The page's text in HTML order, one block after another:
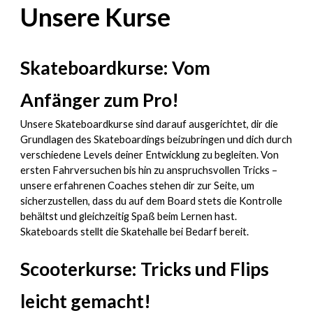
Unsere Kurse
Skateboardkurse: Vom
Anfänger zum Pro!
Unsere Skateboardkurse sind darauf ausgerichtet, dir die
Grundlagen des Skateboardings beizubringen und dich durch
verschiedene Levels deiner Entwicklung zu begleiten. Von
ersten Fahrversuchen bis hin zu anspruchsvollen Tricks –
unsere erfahrenen Coaches stehen dir zur Seite, um
sicherzustellen, dass du auf dem Board stets die Kontrolle
behältst und gleichzeitig Spaß beim Lernen hast.
Skateboards stellt die Skatehalle bei Bedarf bereit.
Scooterkurse: Tricks und Flips
leicht gemacht!